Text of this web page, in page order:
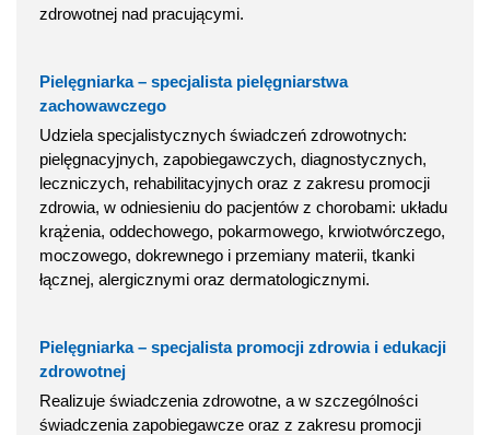
zdrowotnej nad pracującymi.
Pielęgniarka – specjalista pielęgniarstwa
zachowawczego
Udziela specjalistycznych świadczeń zdrowotnych:
pielęgnacyjnych, zapobiegawczych, diagnostycznych,
leczniczych, rehabilitacyjnych oraz z zakresu promocji
zdrowia, w odniesieniu do pacjentów z chorobami: układu
krążenia, oddechowego, pokarmowego, krwiotwórczego,
moczowego, dokrewnego i przemiany materii, tkanki
łącznej, alergicznymi oraz dermatologicznymi.
Pielęgniarka – specjalista promocji zdrowia i edukacji
zdrowotnej
Realizuje świadczenia zdrowotne, a w szczególności
świadczenia zapobiegawcze oraz z zakresu promocji